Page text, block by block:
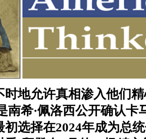
时地允许真相渗入他们
南希·佩洛西公开确认卡
初选择在2024年成为总